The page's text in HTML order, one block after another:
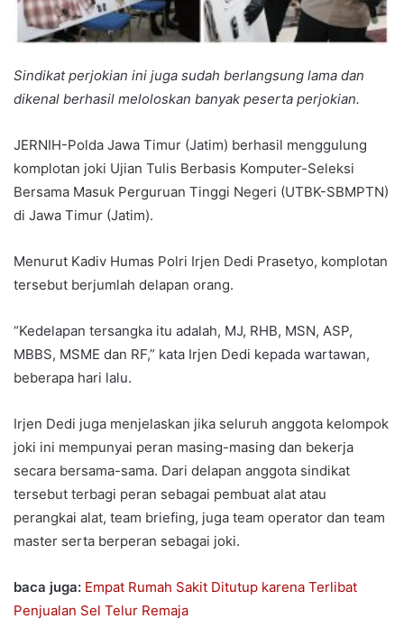
Sindikat perjokian ini juga sudah berlangsung lama dan
dikenal berhasil meloloskan banyak peserta perjokian.
JERNIH-Polda Jawa Timur (Jatim) berhasil menggulung
komplotan joki Ujian Tulis Berbasis Komputer-Seleksi
Bersama Masuk Perguruan Tinggi Negeri (UTBK-SBMPTN)
di Jawa Timur (Jatim).
Menurut Kadiv Humas Polri Irjen Dedi Prasetyo, komplotan
tersebut berjumlah delapan orang.
“Kedelapan tersangka itu adalah, MJ, RHB, MSN, ASP,
MBBS, MSME dan RF,” kata Irjen Dedi kepada wartawan,
beberapa hari lalu.
Irjen Dedi juga menjelaskan jika seluruh anggota kelompok
joki ini mempunyai peran masing-masing dan bekerja
secara bersama-sama. Dari delapan anggota sindikat
tersebut terbagi peran sebagai pembuat alat atau
perangkai alat, team briefing, juga team operator dan team
master serta berperan sebagai joki.
baca juga: Empat Rumah Sakit Ditutup karena Terlibat
Penjualan Sel Telur Remaja